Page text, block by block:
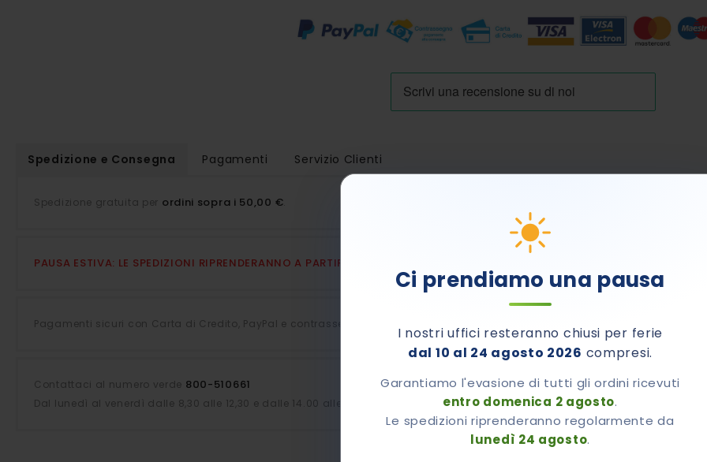
Ci prendiamo una pausa
I nostri uffici resteranno chiusi per ferie
dal 10 al 24 agosto 2026 compresi.
Garantiamo l'evasione di tutti gli ordini ricevuti
entro domenica 2 agosto.
Le spedizioni riprenderanno regolarmente da
lunedì 24 agosto.
Spedizione e Consegna Pagamenti Servizio Clienti
Spedizione gratuita per ordini sopra i 50,00 €
PAUSA ESTIVA: LE SPEDIZIONI RIPRENDERANNO A PARTIRE DA LUNEDÌ 24 AGOSTO
Pagamenti sicuri con Carta di Credito, PayPal e contrassegno.
Contattaci al numero verde 800-510661
Dal lunedì al venerdì dalle 8,30 alle 12,30 e dalle 14.00 alle 17.00